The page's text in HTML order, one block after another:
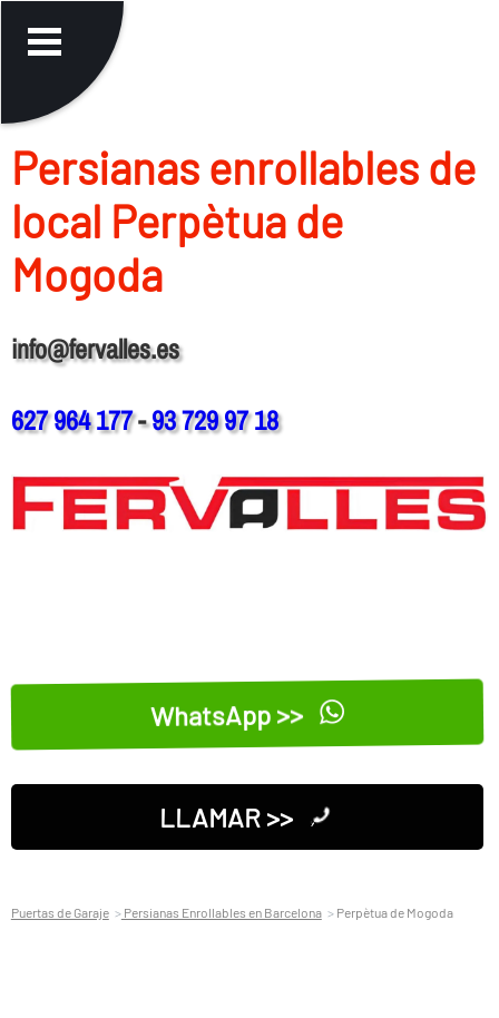
Persianas enrollables de
local Perpètua de
Mogoda
info@fervalles.es
627 964 177-93 729 97 18
WhatsApp >>
LLAMAR >>
Puertas de Garaje Persianas Enrollables en Barcelona Perpètua de Mogoda